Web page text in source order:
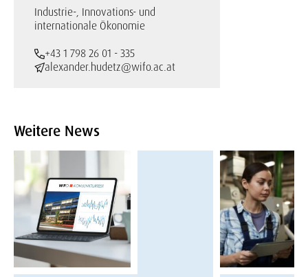
Industrie-, Innovations- und
internationale Ökonomie
+43 1 798 26 01 - 335
alexander.hudetz@wifo.ac.at
Weitere News